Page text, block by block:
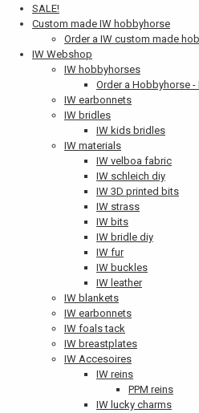
SALE!
Custom made IW hobbyhorse
Order a IW custom made
IW Webshop
IW hobbyhorses
Order a Hobbyhorse
IW earbonnets
IW bridles
IW kids bridles
IW materials
IW velboa fabric
IW schleich diy
IW 3D printed bits
IW strass
IW bits
IW bridle diy
IW fur
IW buckles
IW leather
IW blankets
IW earbonnets
IW foals tack
IW breastplates
IW Accesoires
IW reins
PPM reins
IW lucky charms